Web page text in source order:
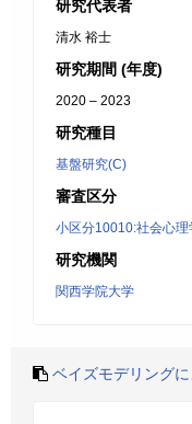
研究代表者
清水 裕士
研究期間 (年度)
2020 – 2023
研究種目
基盤研究(C)
審査区分
小区分10010:社会心理
研究機関
関西学院大学
ベイズモデリング